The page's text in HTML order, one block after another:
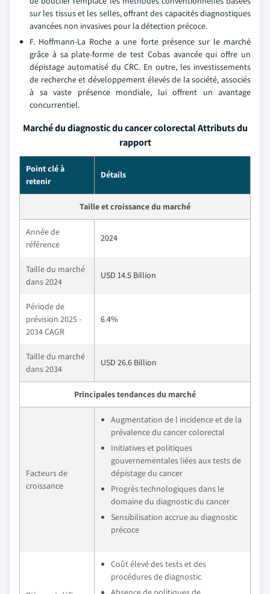
sur les tissus et les selles, offrant des capacités diagnostiques
avancées non invasives pour la détection précoce.
F. Hoffmann-La Roche a une forte présence sur le marché
grâce à sa plate-forme de test Cobas avancée qui offre un
dépistage automatisé du CRC. En outre, les investissements
de recherche et développement élevés de la société, associés
à sa vaste présence mondiale, lui offrent un avantage
concurrentiel.
Marché du diagnostic du cancer colorectal Attributs du
rapport
Point clé à
retenir
Détails
Taille et croissance du marché
Année de
référence
2024
Taille du marché
dans 2024
USD 14.5 Billion
Période de
prévision 2025 -
2034 CAGR
6.4%
Taille du marché
dans 2034
USD 26.6 Billion
Principales tendances du marché
Facteurs de
croissance
Augmentation de l incidence et de la
prévalence du cancer colorectal
Initiatives et politiques
gouvernementales liées aux tests de
dépistage du cancer
Progrès technologiques dans le
domaine du diagnostic du cancer
Sensibilisation accrue au diagnostic
précoce
Coût élevé des tests et des
procédures de diagnostic